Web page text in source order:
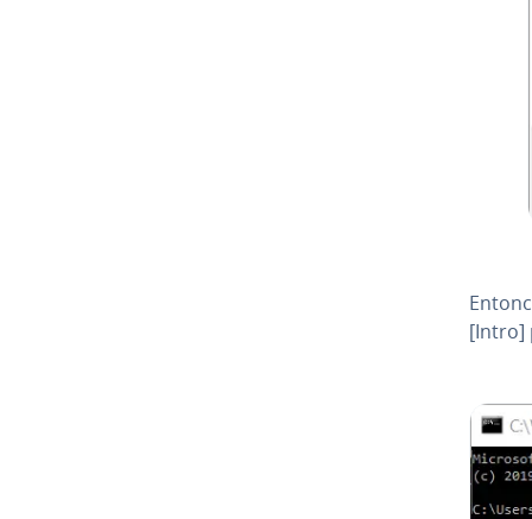
[Intro]